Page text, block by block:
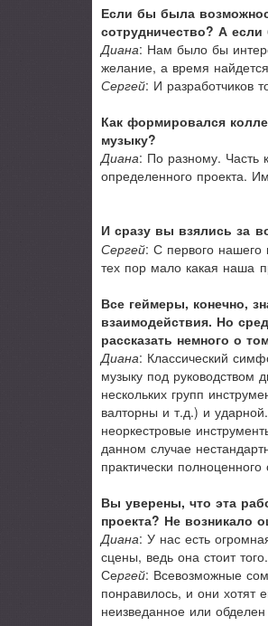
Если бы была
сотрудничество? А
Диана: Нам было бы
желание, а время
Сергей: И разработчиков
Как формировался
музыку?
Диана: По разному. Часть
определенного проекта.
И сразу вы взялись за
Сергей: С первого нашего
тех пор мало какая наша
Все геймеры, конечно,
взаимодействия. Но
рассказать немного о
Диана: Классический
музыку под руководством
нескольких групп
валторны и т.д.) и
неоркестровые
данном случае
практически
Вы уверены, что эта
проекта? Не возникало
Диана: У нас есть
сцены, ведь она стоит того.
Сергей: Всевозможные
понравилось, и они хотят
неизведанное или